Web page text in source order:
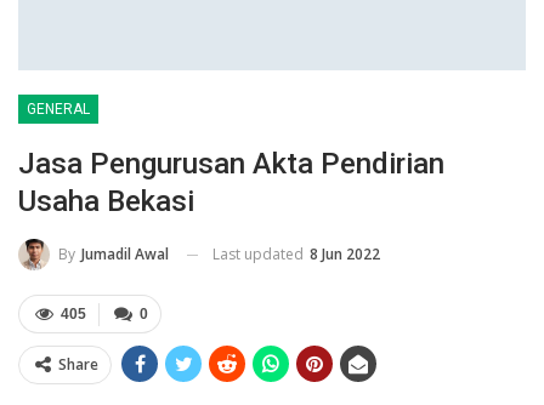
GENERAL
Jasa Pengurusan Akta Pendirian
Usaha Bekasi
By Jumadil Awal Last updated 8 Jun 2022
0
405
Share